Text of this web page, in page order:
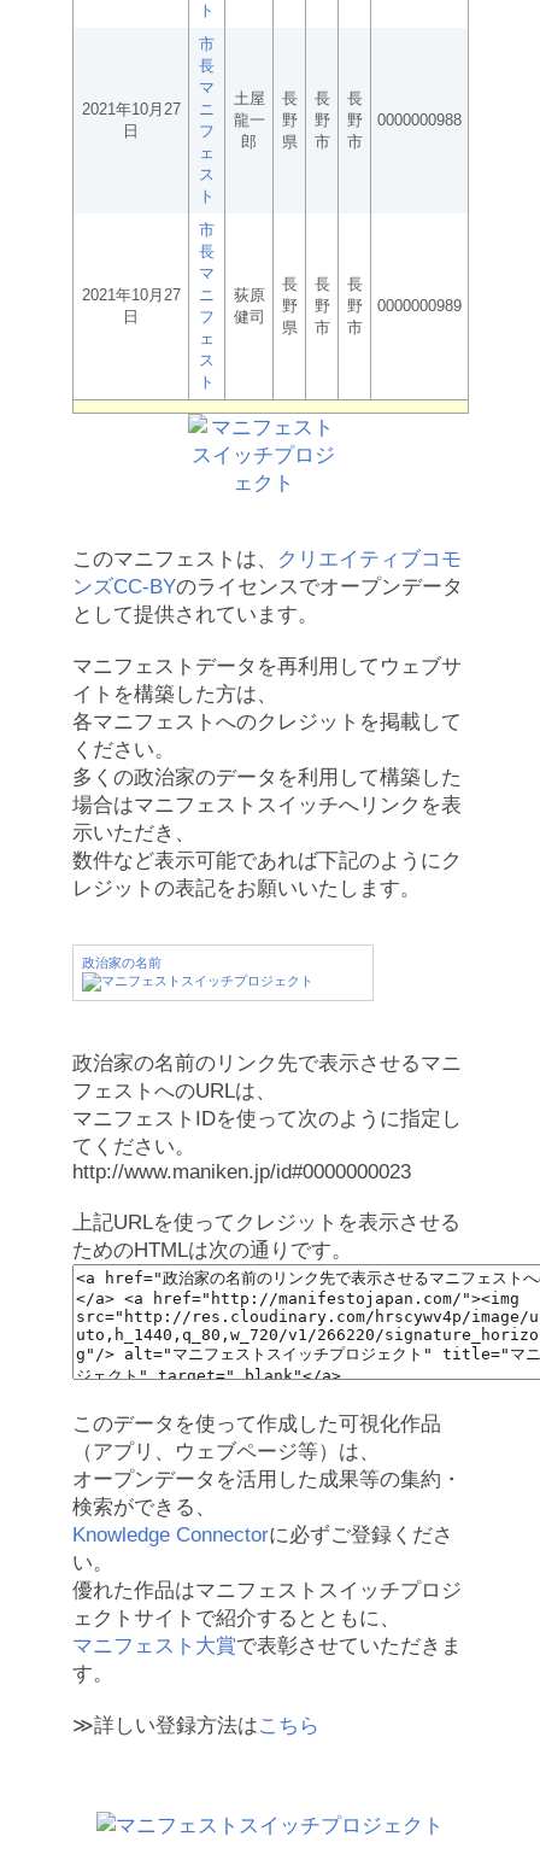
ト
2021年10月27
日
市
長
マ
ニ
フ
ェ
ス
ト
土屋
龍一
郎
長
野
県
長
野
市
長
野
市
0000000988
2021年10月27
日
市
長
マ
ニ
フ
ェ
ス
ト
荻原
健司
長
野
県
長
野
市
長
野
市
0000000989
このマニフェストは、
クリエイティブコモ
ンズCC-BYのライセンスでオープンデータ
として提供されています。
マニフェストデータを再利用してウェブサ
イトを構築した方は、
各マニフェストへのクレジットを掲載して
ください。
多くの政治家のデータを利用して構築した
場合はマニフェストスイッチへリンクを表
示いただき、
数件など表示可能であれば下記のようにク
レジットの表記をお願いいたします。
政治家の名前
政治家の名前のリンク先で表示させるマニ
フェストへのURLは、
マニフェストIDを使って次のように指定し
てください。
http://www.maniken.jp/id#0000000023
上記URLを使ってクレジットを表示させる
ためのHTMLは次の通りです。
このデータを使って作成した可視化作品
（アプリ、ウェブページ等）は、
オープンデータを活用した成果等の集約・
検索ができる、
Knowledge Connectorに必ずご登録くださ
い。
優れた作品はマニフェストスイッチプロジ
ェクトサイトで紹介するとともに、
マニフェスト大賞で表彰させていただきま
す。
≫詳しい登録方法はこちら